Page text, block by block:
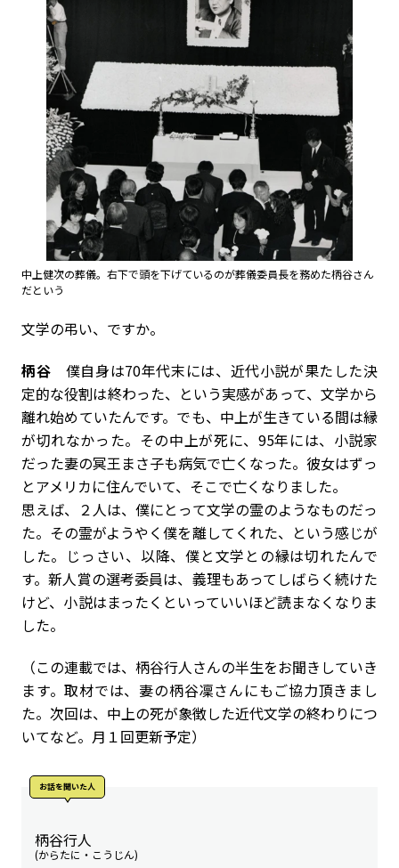
中上健次の葬儀。右下で頭を下げているのが葬儀委員長を務めた柄谷さん
だという
――文学の弔い、ですか。
柄谷 僕自身は70年代末には、近代小説が果たした決
定的な役割は終わった、という実感があって、文学から
離れ始めていたんです。でも、中上が生きている間は縁
が切れなかった。その中上が死に、95年には、小説家
だった妻の冥王まさ子も病気で亡くなった。彼女はずっ
とアメリカに住んでいて、そこで亡くなりました。
思えば、２人は、僕にとって文学の霊のようなものだっ
た。その霊がようやく僕を離してくれた、という感じが
した。じっさい、以降、僕と文学との縁は切れたんで
す。新人賞の選考委員は、義理もあってしばらく続けた
けど、小説はまったくといっていいほど読まなくなりま
した。
（この連載では、柄谷行人さんの半生をお聞きしていき
ます。取材では、妻の柄谷凜さんにもご協力頂きまし
た。次回は、中上の死が象徴した近代文学の終わりにつ
いてなど。月１回更新予定）
お話を聞いた人
柄谷行人
(からたに・こうじん)